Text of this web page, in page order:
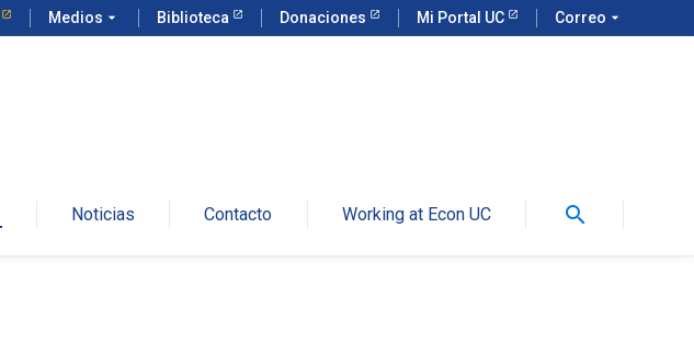
Medios arrow_drop_down Biblioteca Donaciones Mi Portal UC Correo arrow_drop_down
Noticias Contacto Working at Econ UC search